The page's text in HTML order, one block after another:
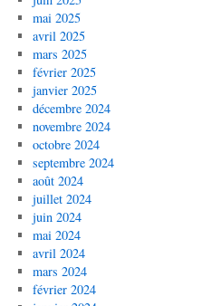
mai 2025
avril 2025
mars 2025
février 2025
janvier 2025
décembre 2024
novembre 2024
octobre 2024
septembre 2024
août 2024
juillet 2024
juin 2024
mai 2024
avril 2024
mars 2024
février 2024